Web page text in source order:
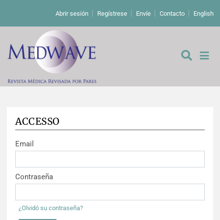
Abrir sesión Regístrese Envíe Contacto English
De los editores
Editoriales
Comentarios
Cartas a los editores
Estudios originales
Estudios cualitativos
Análisis
ACCESSO
Email
Contraseña
¿Olvidó su contraseña?